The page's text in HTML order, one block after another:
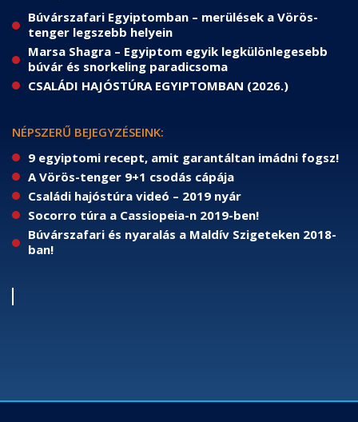
Búvárszafari Egyiptomban – merülések a Vörös-
tenger legszebb helyein
Marsa Shagra – Egyiptom egyik legkülönlegesebb
búvár és snorkeling paradicsoma
CSALÁDI HAJÓSTÚRA EGYIPTOMBAN (2026.)
NÉPSZERŰ BEJEGYZÉSEINK:
9 egyiptomi recept, amit garantáltan imádni fogsz!
A Vörös-tenger 9+1 csodás cápája
Családi hajóstúra videó – 2019 nyár
Socorro túra a Cassiopeia-n 2019-ben!
Búvárszafari és nyaralás a Maldív Szigeteken 2018-
ban!